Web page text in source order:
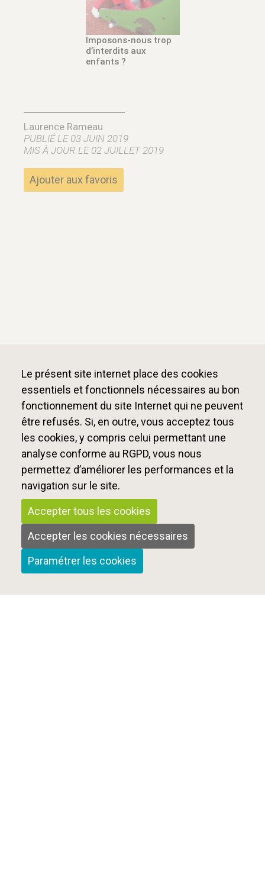
Le présent site internet place des cookies
essentiels et fonctionnels nécessaires au bon
fonctionnement du site Internet qui ne peuvent
être refusés. Si, en outre, vous acceptez tous
les cookies, y compris celui permettant une
analyse conforme au RGPD, vous nous
permettez d’améliorer les performances et la
navigation sur le site.
Accepter tous les cookies
Accepter les cookies nécessaires
Paramétrer les cookies
Imposons-nous trop
d’interdits aux
enfants ?
Laurence Rameau
PUBLIÉ LE 03 JUIN 2019
MIS À JOUR LE 02 JUILLET 2019
Ajouter aux favoris